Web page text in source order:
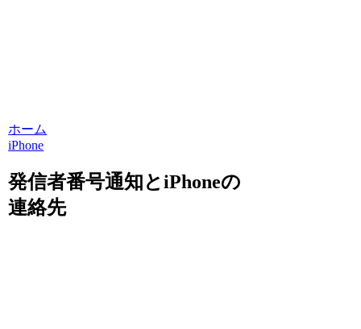
ホーム
iPhone
発信者番号通知とiPhoneの
連絡先